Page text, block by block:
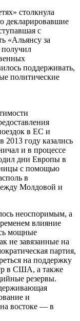
столкнула
декларировавшие
с
«Альянсу за
поддерживать,
политические
в ЕС и
году казались
и в процессе
дни Европы в
с помощью
в
Молдовой и
неоспоримым, а
влияние
мощные
не завязанные на
партия,
на поддержку
в США, а также
резервы.
и
востоке — в